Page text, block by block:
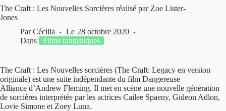
The Craft : Les Nouvelles Sorcières réalisé par Zoe Lister-
Jones
Par Cécilia Le 28 octobre 2020
Dans
Films fantastiques
The Craft : Les Nouvelles sorcières (The Craft: Legacy en version
originale) est une suite indépendante du film Dangereuse
Alliance d’Andrew Fleming. Il met en scène une nouvelle génération
de sorcières interprétée par les actrices Cailee Spaeny, Gideon Adlon,
Lovie Simone et Zoey Luna.